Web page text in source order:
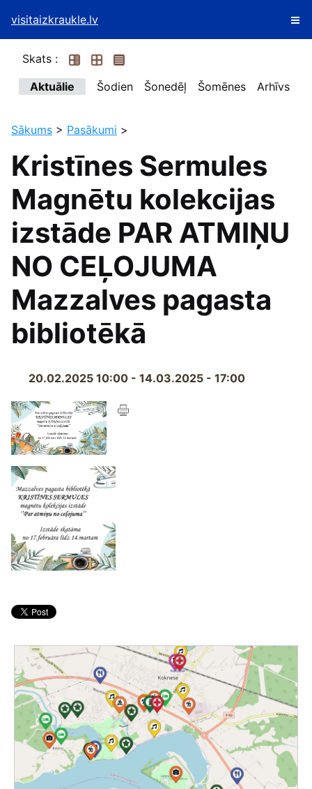
visitaizkraukle.lv
Skats :
Aktuālie
Šodien Šonedēļ Šomēnes Arhīvs
Sākums > Pasākumi >
Kristīnes Sermules
Magnētu kolekcijas
izstāde PAR ATMIŅU
NO CEĻOJUMA
Mazzalves pagasta
bibliotēkā
20.02.2025 10:00 - 14.03.2025 - 17:00